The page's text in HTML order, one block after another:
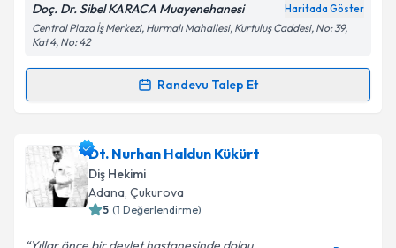
Kişisel verilerimin işlenmesine ilişkin
Aydınlatma
Metni'ni okudum ve kişisel verilerimin belirtilen
kapsamda işlenmesini kabul ediyorum.
Takvim Talebini Gönder
Doç. Dr. Sibel KARACA Muayenehanesi Haritada Göster
Central Plaza İş Merkezi, Hurmalı Mahallesi, Kurtuluş Caddesi, No: 39,
Kat 4, No: 42
Randevu Talep Et
Randevu Takvimi Talebi
Doç. Dr. Sibel Karacaiçin randevu takvimi talebi
oluşturun. Size bu uzmandan randevu almanız için bir
takvim hazırlandığında e-posta ile bilgilendireceğiz.
Dt. Nurhan Haldun Kükürt
Diş Hekimi
Adana, Çukurova
5 (1 Değerlendirme)